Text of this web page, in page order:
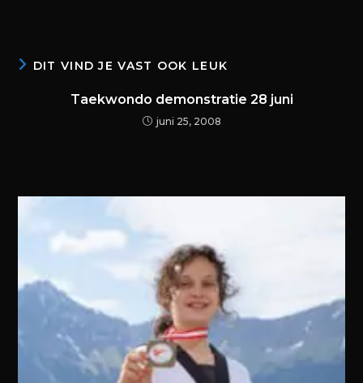
DIT VIND JE VAST OOK LEUK
Taekwondo demonstratie 28 juni
juni 25, 2008